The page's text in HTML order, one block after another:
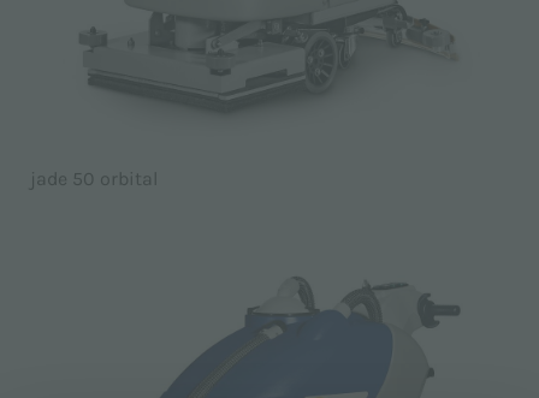
jade 50 orbital